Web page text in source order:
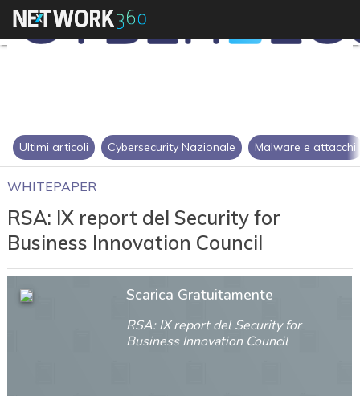
Ultimi articoli Cybersecurity Nazionale Malware e attacchi
WHITEPAPER
RSA: IX report del Security for
Business Innovation Council
Scarica Gratuitamente
RSA: IX report del Security for
Business Innovation Council